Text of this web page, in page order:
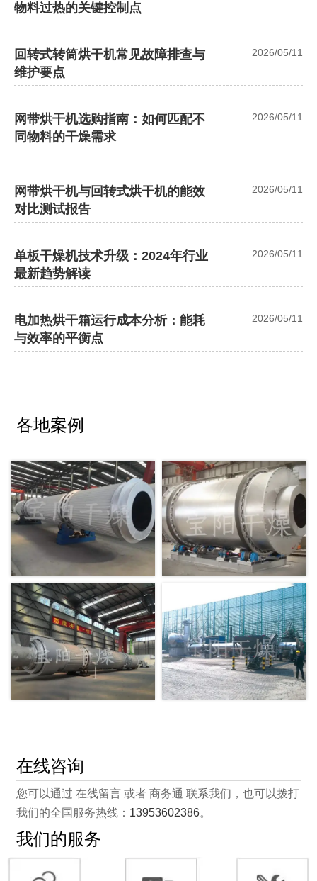
物料过热的关键控制点
回转式转筒烘干机常见故障排查与
维护要点
2026/05/11
网带烘干机选购指南：如何匹配不
同物料的干燥需求
2026/05/11
网带烘干机与回转式烘干机的能效
对比测试报告
2026/05/11
单板干燥机技术升级：2024年行业
最新趋势解读
2026/05/11
电加热烘干箱运行成本分析：能耗
与效率的平衡点
2026/05/11
各地案例
在线咨询
您可以通过 在线留言 或者 商务通 联系我们，也可以拨打
我们的全国服务热线： 13953602386。
我们的服务